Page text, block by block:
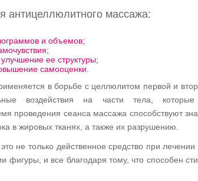
антицеллюлитного массажа:
и объемов;
ее структуры;
самооценки.
в борьбе с целлюлитом первой и
воздействия на части тела,
проведения сеанса массажа способствуют
в жировых тканях, а также их разрушению.
не только действенное средство при лечении
фигуры, и все благодаря тому, что способен